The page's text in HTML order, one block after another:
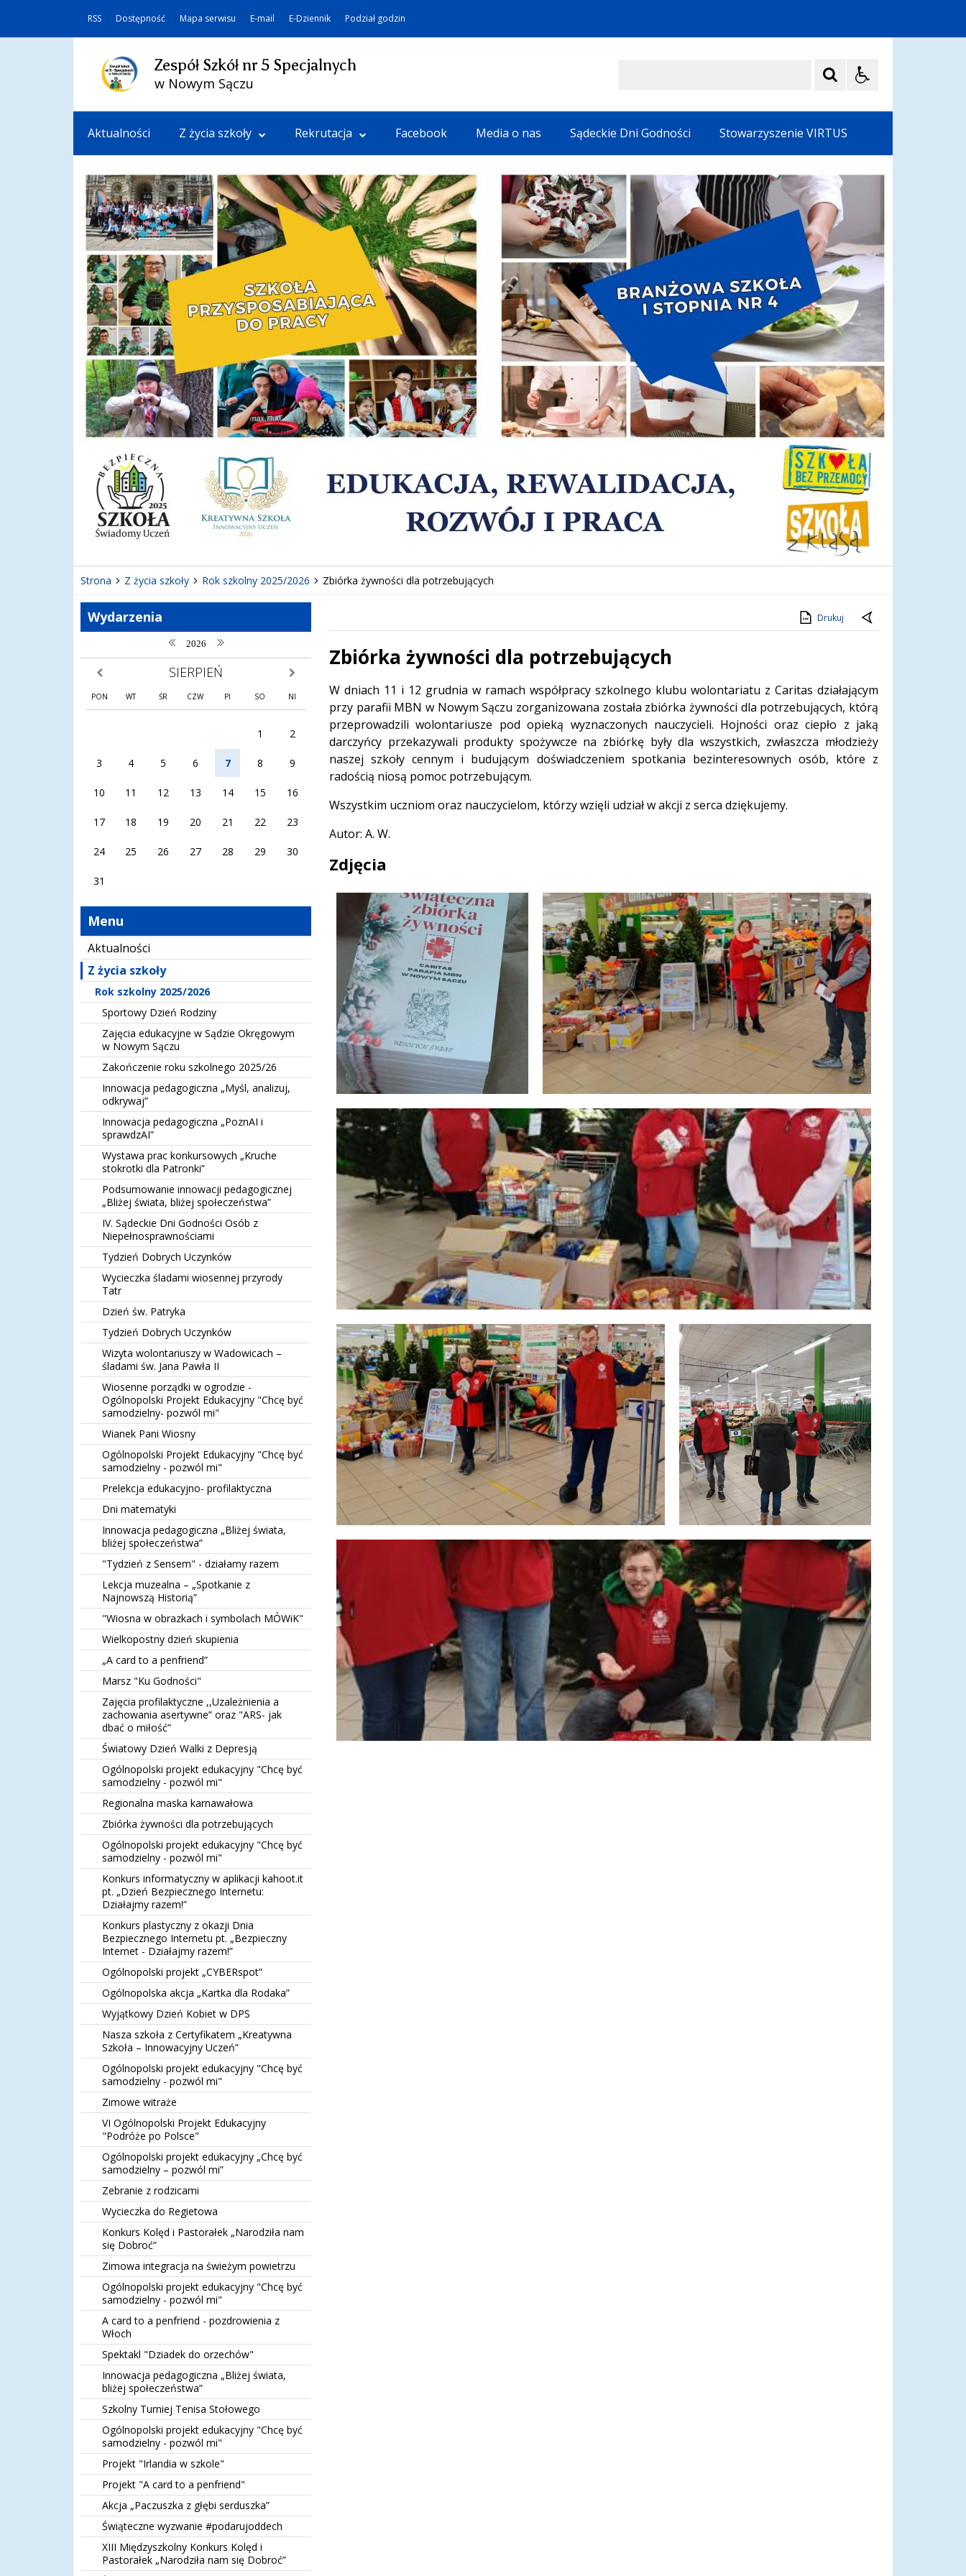
RSS Dostępność Mapa serwisu E-mail E-Dziennik Podział godzin
Zespół Szkół nr 5 Specjalnych
w Nowym Sączu
Aktualności Z życia szkoły Rekrutacja Facebook Media o nas Sądeckie Dni Godności Stowarzyszenie VIRTUS
Strona Z życia szkoły Rok szkolny 2025/2026 Zbiórka żywności dla potrzebujących
Wydarzenia
poprzedni rok
2026 następny rok
poprzedni miesiąc SIERPIEŃ następny miesiąc
PON WT ŚR CZW PI SO NI
1 2
3 4 5 6 7 8 9
10 11 12 13 14 15 16
17 18 19 20 21 22 23
24 25 26 27 28 29 30
31
Menu
Aktualności
Z życia szkoły
Rok szkolny 2025/2026
Sportowy Dzień Rodziny
Zajęcia edukacyjne w Sądzie Okręgowym
w Nowym Sączu
Zakończenie roku szkolnego 2025/26
Innowacja pedagogiczna „Myśl, analizuj,
odkrywaj”
Innowacja pedagogiczna „PoznAI i
sprawdzAI”
Wystawa prac konkursowych „Kruche
stokrotki dla Patronki”
Podsumowanie innowacji pedagogicznej
„Bliżej świata, bliżej społeczeństwa”
IV. Sądeckie Dni Godności Osób z
Niepełnosprawnościami
Tydzień Dobrych Uczynków
Wycieczka śladami wiosennej przyrody
Tatr
Dzień św. Patryka
Tydzień Dobrych Uczynków
Wizyta wolontariuszy w Wadowicach –
śladami św. Jana Pawła II
Wiosenne porządki w ogrodzie -
Ogólnopolski Projekt Edukacyjny "Chcę być
samodzielny- pozwól mi"
Wianek Pani Wiosny
Ogólnopolski Projekt Edukacyjny "Chcę być
samodzielny - pozwól mi"
Prelekcja edukacyjno- profilaktyczna
Dni matematyki
Innowacja pedagogiczna „Bliżej świata,
bliżej społeczeństwa”
"Tydzień z Sensem" - działamy razem
Lekcja muzealna – „Spotkanie z
Najnowszą Historią”
"Wiosna w obrazkach i symbolach MÓWiK"
Wielkopostny dzień skupienia
„A card to a penfriend”
Marsz "Ku Godności"
Zajęcia profilaktyczne ,,Uzależnienia a
zachowania asertywne” oraz "ARS- jak
dbać o miłość”
Światowy Dzień Walki z Depresją
Ogólnopolski projekt edukacyjny "Chcę być
samodzielny - pozwól mi"
Regionalna maska karnawałowa
Zbiórka żywności dla potrzebujących
Ogólnopolski projekt edukacyjny "Chcę być
samodzielny - pozwól mi"
Konkurs informatyczny w aplikacji kahoot.it
pt. „Dzień Bezpiecznego Internetu:
Działajmy razem!”
Konkurs plastyczny z okazji Dnia
Bezpiecznego Internetu pt. „Bezpieczny
Internet - Działajmy razem!”
Ogólnopolski projekt „CYBERspot”
Ogólnopolska akcja „Kartka dla Rodaka”
Wyjątkowy Dzień Kobiet w DPS
Nasza szkoła z Certyfikatem „Kreatywna
Szkoła – Innowacyjny Uczeń”
Ogólnopolski projekt edukacyjny "Chcę być
samodzielny - pozwól mi"
Zimowe witraże
VI Ogólnopolski Projekt Edukacyjny
"Podróże po Polsce"
Ogólnopolski projekt edukacyjny „Chcę być
samodzielny – pozwól mi”
Zebranie z rodzicami
Wycieczka do Regietowa
Konkurs Kolęd i Pastorałek „Narodziła nam
się Dobroć”
Zimowa integracja na świeżym powietrzu
Ogólnopolski projekt edukacyjny "Chcę być
samodzielny - pozwól mi"
A card to a penfriend - pozdrowienia z
Włoch
Spektakl "Dziadek do orzechów"
Innowacja pedagogiczna „Bliżej świata,
bliżej społeczeństwa”
Szkolny Turniej Tenisa Stołowego
Ogólnopolski projekt edukacyjny "Chcę być
samodzielny - pozwól mi"
Projekt "Irlandia w szkole"
Projekt "A card to a penfriend"
Akcja „Paczuszka z głębi serduszka”
Świąteczne wyzwanie #podarujoddech
XIII Międzyszkolny Konkurs Kolęd i
Pastorałek „Narodziła nam się Dobroć”
Drukuj
Zbiórka żywności dla potrzebujących
Treść
W dniach 11 i 12 grudnia w ramach współpracy szkolnego klubu wolontariatu z Caritas działającym
przy parafii MBN w Nowym Sączu zorganizowana została zbiórka żywności dla potrzebujących, którą
przeprowadzili wolontariusze pod opieką wyznaczonych nauczycieli. Hojności oraz ciepło z jaką
darczyńcy przekazywali produkty spożywcze na zbiórkę były dla wszystkich, zwłaszcza młodzieży
naszej szkoły cennym i budującym doświadczeniem spotkania bezinteresownych osób, które z
radością niosą pomoc potrzebującym.
Wszystkim uczniom oraz nauczycielom, którzy wzięli udział w akcji z serca dziękujemy.
Autor: A. W.
Zdjęcia